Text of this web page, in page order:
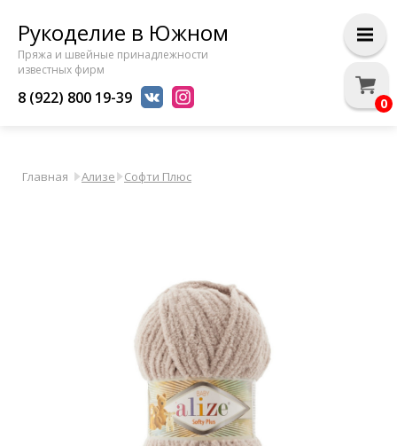
Рукоделие в Южном
Пряжа и швейные принадлежности
известных фирм
8 (922) 800 19-39
Главная Ализе Софти Плюс
0